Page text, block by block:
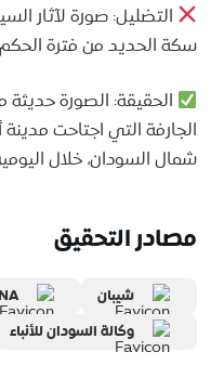
التضليل: صورة لآثار
سكة الحديد من فترة
الحقيقة: الصورة حديثة
الجارفة التي اجتاحت مدينة
شمال السودان، خلال
مصادر التحقيق
شيبان
وكالة السودان للأنباء